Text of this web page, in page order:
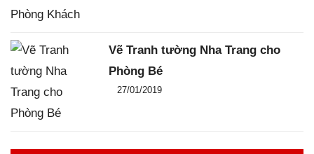
Vẽ Tranh tường Nha Trang cho
Phòng Bé
Đăng ngày
27/01/2019